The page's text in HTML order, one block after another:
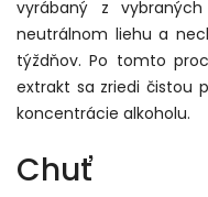
vyrábaný z
neutrálnom liehu a
týždňov. Po tomto
extrakt sa zriedi čistou
koncentrácie alkoholu.
Chuť